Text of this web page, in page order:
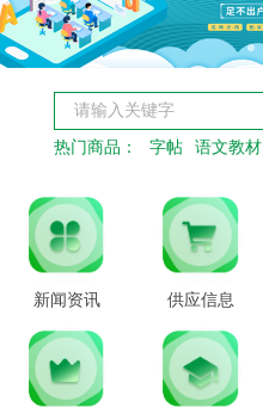
热门商品： 字帖 语文教材
新闻资讯 供应信息